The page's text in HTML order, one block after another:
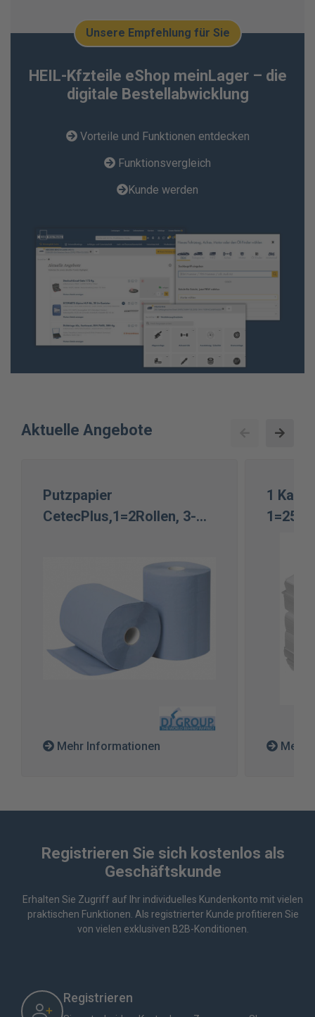
Unsere Empfehlung für Sie
HEIL-Kfzteile eShop meinLager – die
digitale Bestellabwicklung
Vorteile und Funktionen entdecken
Funktionsvergleich
Kunde werden
Aktuelle Angebote
Putzpapier
CetecPlus,1=2Rollen, 3-
Mehr Informationen
1
Mehr
Registrieren Sie sich kostenlos als
Geschäftskunde
Erhalten Sie Zugriff auf Ihr individuelles Kundenkonto mit vielen
praktischen Funktionen. Als registrierter Kunde profitieren Sie
von vielen exklusiven B2B-Konditionen.
Registrieren